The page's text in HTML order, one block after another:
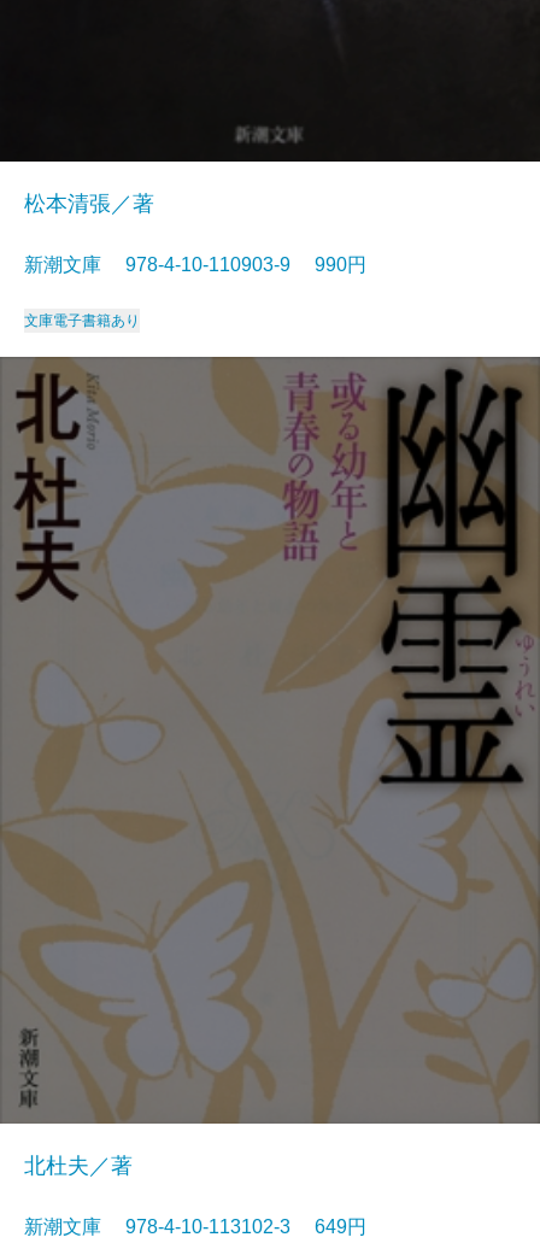
松本清張／著
新潮文庫 978-4-10-110903-9 990円
文庫電子書籍あり
北杜夫／著
新潮文庫 978-4-10-113102-3 649円